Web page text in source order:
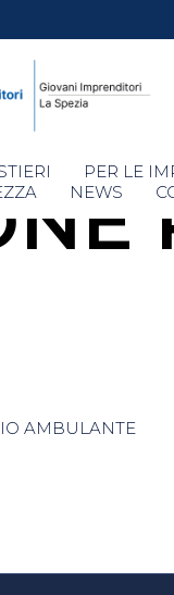
Skip
to
PER LE
NEWS
AMBULANTE